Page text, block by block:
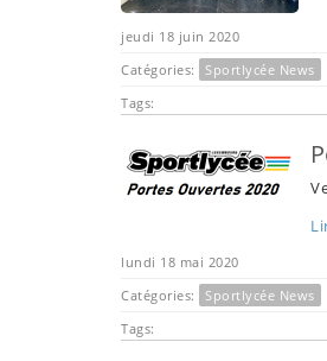
jeudi 18 juin 2020
Catégories:
Sportlycée News
Tags:
lundi 18 mai 2020
Catégories:
Sportlycée News
Tags: